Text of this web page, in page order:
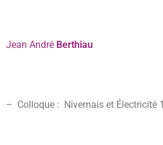
Jean André Berthiau
– Colloque : Nivernais et Électricité